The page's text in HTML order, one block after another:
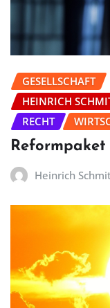
GESELLSCHAFT
HEINRICH
RECHT
Heinrich